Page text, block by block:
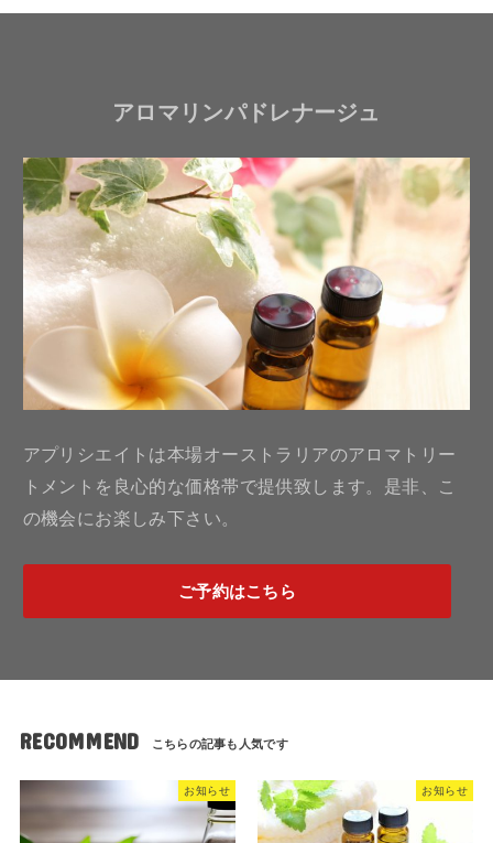
アロマリンパドレナージュ
アプリシエイトは本場オーストラリアのアロマトリー
トメントを良心的な価格帯で提供致します。是非、こ
の機会にお楽しみ下さい。
ご予約はこちら
RECOMMEND
お知らせ お知らせ